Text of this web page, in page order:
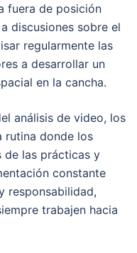
fuera de posición
discusiones sobre el
regularmente las
a desarrollar un
en la cancha.
análisis de video, los
rutina donde los
de las prácticas y
constante
responsabilidad,
trabajen hacia